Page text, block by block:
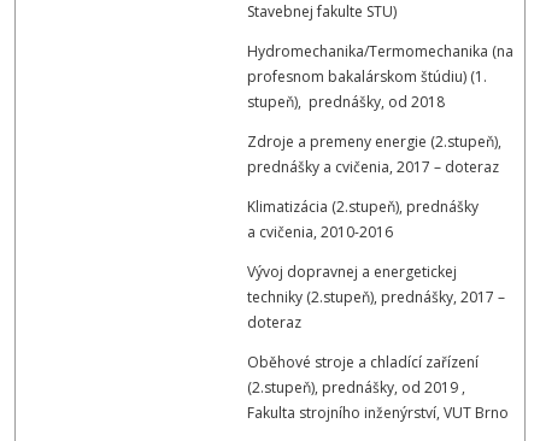
Stavebnej fakulte STU)
Hydromechanika/Termomechanika (na
profesnom bakalárskom štúdiu) (1.
stupeň), prednášky, od 2018
Zdroje a premeny energie (2.stupeň),
prednášky a cvičenia, 2017 – doteraz
Klimatizácia (2.stupeň), prednášky
a cvičenia, 2010-2016
Vývoj dopravnej a energetickej
techniky (2.stupeň), prednášky, 2017 –
doteraz
Oběhové stroje a chladící zařízení
(2.stupeň), prednášky, od 2019 ,
Fakulta strojního inženýrství, VUT Brno